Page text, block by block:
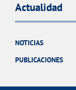
Actualidad
NOTICIAS
PUBLICACIONES